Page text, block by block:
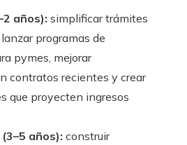
años): simplificar trámites
programas de
pymes, mejorar
contratos recientes y crear
que proyecten ingresos
años): construir